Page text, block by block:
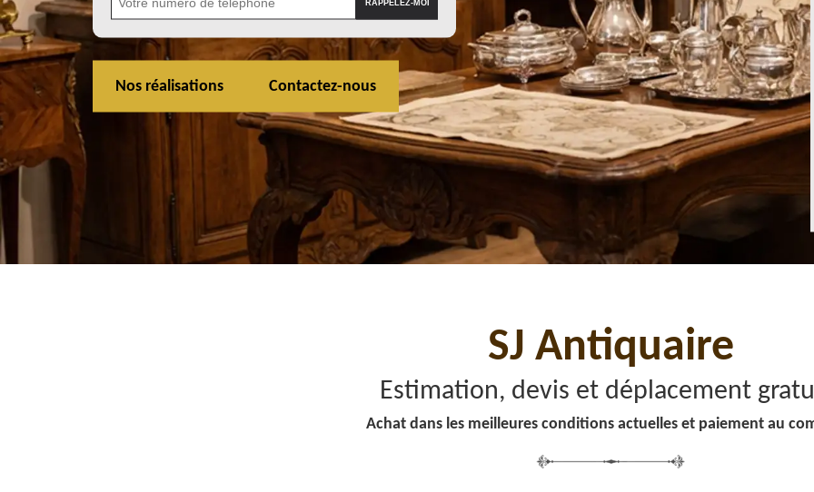
Nos réalisations Contactez-nous
SJ Antiquaire
Estimation, devis et déplacement
Achat dans les meilleures conditions actuelles et paiement au